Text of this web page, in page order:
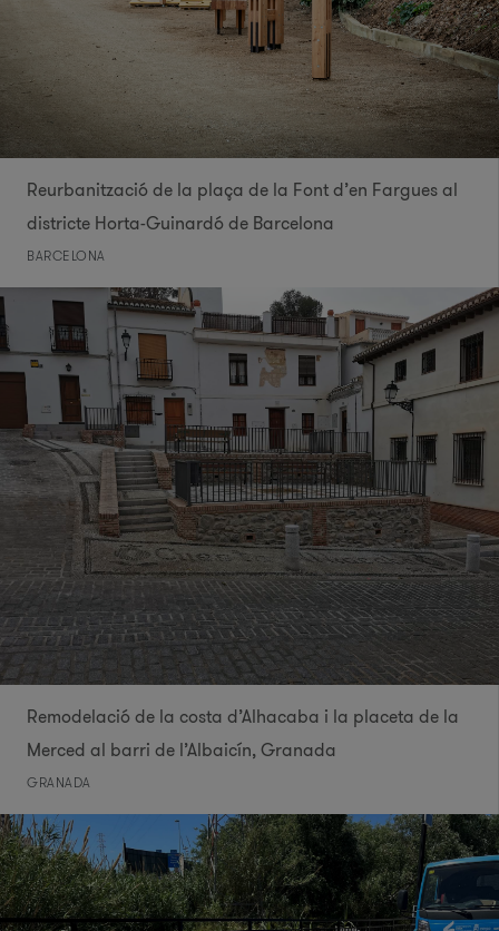
Reurbanització de la plaça de la Font d’en Fargues al
districte Horta-Guinardó de Barcelona
BARCELONA
Remodelació de la costa d’Alhacaba i la placeta de la
Merced al barri de l’Albaicín, Granada
GRANADA